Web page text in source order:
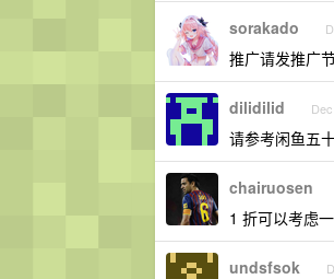
sorakado
推广请发推广
dilidilid
请参考闲鱼五
chairuosen
1 折可以考虑
undsfsok